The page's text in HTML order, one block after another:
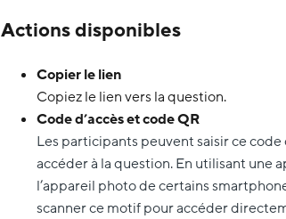
Actions disponibles
Copier le lien
Copiez le lien vers la question.
Code d’accès et code QR
Les participants peuvent saisir ce
accéder à la question. En utilisant une
l’appareil photo de certains
scanner ce motif pour accéder